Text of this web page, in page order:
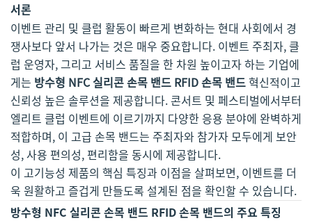
서론
이벤트 관리 및 클럽 활동이 빠르게 변화하는 현대 사회에서 경
쟁사보다 앞서 나가는 것은 매우 중요합니다. 이벤트 주최자, 클
럽 운영자, 그리고 서비스 품질을 한 차원 높이고자 하는 기업에
게는 방수형 NFC 실리콘 손목 밴드 RFID 손목 밴드혁신적이고
신뢰성 높은 솔루션을 제공합니다. 콘서트 및 페스티벌에서부터
엘리트 클럽 이벤트에 이르기까지 다양한 응용 분야에 완벽하게
적합하며, 이 고급 손목 밴드는 주최자와 참가자 모두에게 보안
성, 사용 편의성, 편리함을 동시에 제공합니다.
이 고기능성 제품의 핵심 특징과 이점을 살펴보면, 이벤트를 더
욱 원활하고 즐겁게 만들도록 설계된 점을 확인할 수 있습니다.
방수형 NFC 실리콘 손목 밴드 RFID 손목 밴드의 주요 특징